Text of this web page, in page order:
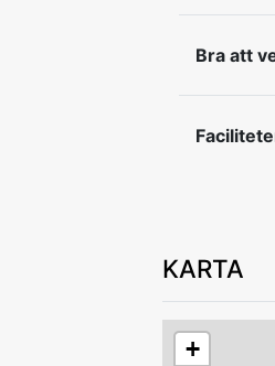
Lämna
Bra att
KARTA
+